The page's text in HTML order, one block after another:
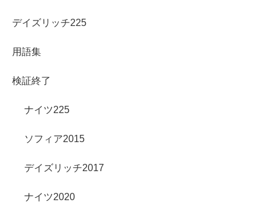
デイズリッチ225
用語集
検証終了
ナイツ225
ソフィア2015
デイズリッチ2017
ナイツ2020